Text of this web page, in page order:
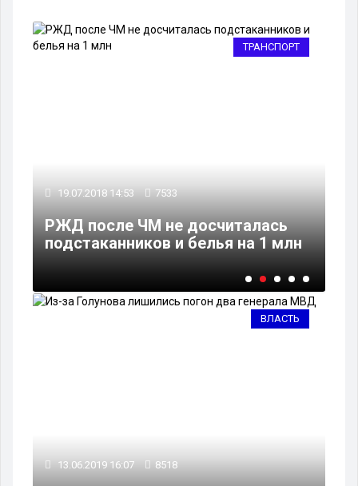
ТРАНСПОРТ
19.07.2018 14:53 7533
РЖД после ЧМ не досчиталась
подстаканников и белья на 1 млн
ВЛАСТЬ
13.06.2019 16:07 8518